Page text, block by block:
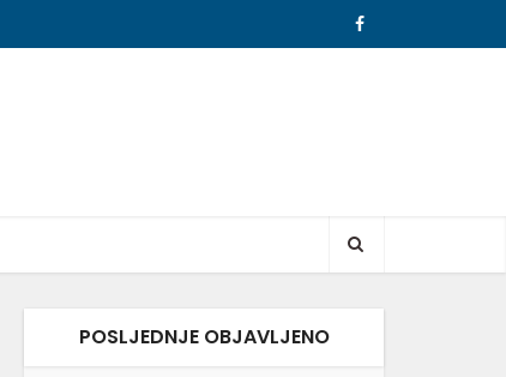
POSLJEDNJE OBJAVLJENO